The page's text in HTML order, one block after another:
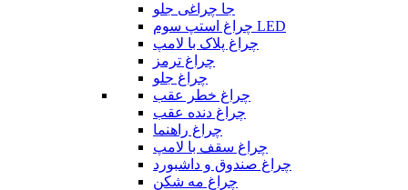
جا چراغی جلو
چراغ استپ سوم LED
چراغ پلاک با لامپ
چراغ ترمز
چراغ جلو
چراغ خطر عقب
چراغ دنده عقب
چراغ راهنما
چراغ سقف با لامپ
چراغ صندوق و داشبورد
چراغ مه شکن